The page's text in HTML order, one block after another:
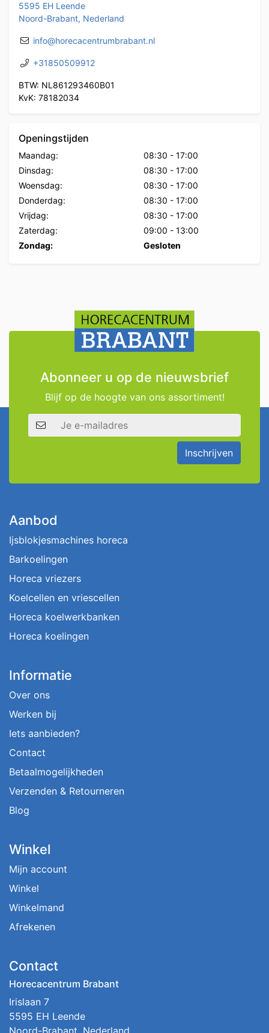
5595 EH Leende
Noord-Brabant, Nederland
info@horecacentrumbrabant.nl
+31850509912
BTW: NL861293460B01
KvK: 78182034
Openingstijden
Maandag: 08:30 - 17:00
Dinsdag:
08:30 - 17:00
Woensdag:
08:30 - 17:00
Donderdag:
08:30 - 17:00
Vrijdag:
08:30 - 17:00
Zaterdag:
09:00 - 13:00
Zondag:
Gesloten
Abonneer u op de nieuwsbrief
Blijf op de hoogte van ons assortiment!
E-mailadres
Inschrijven
Aanbod
Ijsblokjesmachines horeca
Barkoelingen
Horeca vriezers
Koelcellen en vriescellen
Horeca koelwerkbanken
Horeca koelingen
Informatie
Over ons
Werken bij
Iets aanbieden?
Contact
Betaalmogelijkheden
Verzenden & Retourneren
Blog
Winkel
Mijn account
Winkel
Winkelmand
Afrekenen
Contact
Horecacentrum Brabant
Irislaan 7
5595 EH Leende